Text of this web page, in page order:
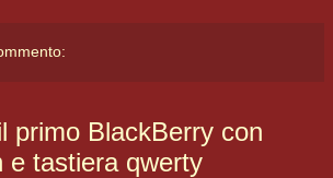
primo BlackBerry con
e tastiera qwerty